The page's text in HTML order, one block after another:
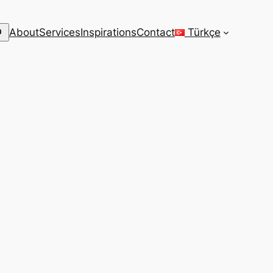
AboutServicesInspirationsContact Türkçe